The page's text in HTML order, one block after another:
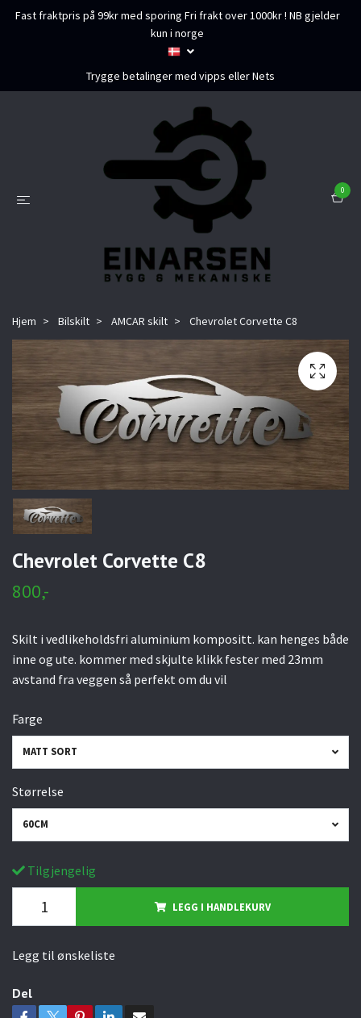
Fast fraktpris på 99kr med sporing Fri frakt over 1000kr ! NB gjelder
kun i norge
Trygge betalinger med vipps eller Nets
0
Hjem Bilskilt AMCAR skilt Chevrolet Corvette C8
Chevrolet Corvette C8
800,-
Skilt i vedlikeholdsfri aluminium kompositt. kan henges både
inne og ute. kommer med skjulte klikk fester med 23mm
avstand fra veggen så perfekt om du vil
Farge
MATT SORT
Størrelse
60CM
Tilgjengelig
LEGG I HANDLEKURV
Legg til ønskeliste
Del